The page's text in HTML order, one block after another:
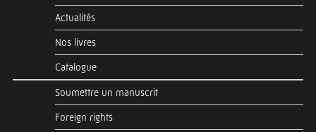
Actualités
Nos livres
Catalogue
Soumettre un manuscrit
Foreign rights